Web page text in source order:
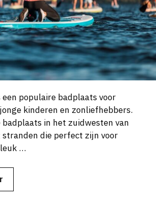
een populaire badplaats voor
kinderen en zonliefhebbers.
badplaats in het zuidwesten van
stranden die perfect zijn voor
…